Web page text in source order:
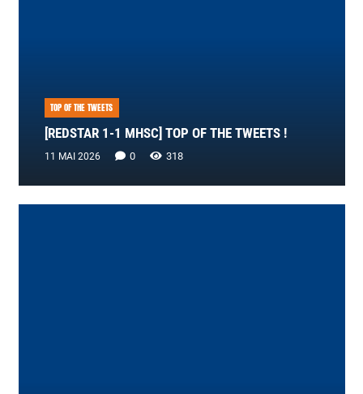
TOP OF THE TWEETS
[REDSTAR 1-1 MHSC] TOP OF THE TWEETS !
11 MAI 2026 0 318